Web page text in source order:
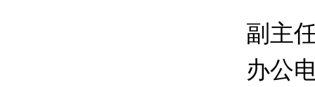
副主
办公